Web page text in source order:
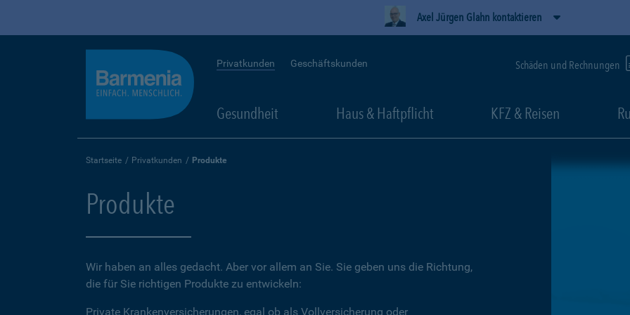
Axel Jürgen Glahn kontaktieren
Privatkunden Geschäftskunden Schäden und Rechnungen
Gesundheit Haus & Haftpflicht KFZ & Reisen
Startseite Privatkunden Produkte
Produkte
Wir haben an alles gedacht. Aber vor allem an Sie. Sie geben uns die Richtung,
die für Sie richtigen Produkte zu entwickeln:
Private Krankenversicherungen, egal ob als Vollversicherung oder